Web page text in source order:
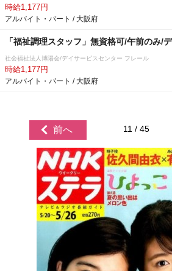
時給1,177円
アルバイト・パート / 大阪府
「福祉調理スタッフ」無資格可/午前のみ/
社会福祉法人博陽会/デイサービスセンター フレール
時給1,177円
アルバイト・パート / 大阪府
前へ 11 / 45